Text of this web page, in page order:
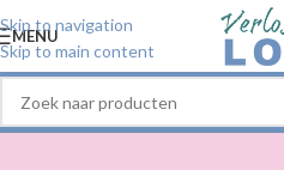
Skip to navigation
Skip to main content
MENU